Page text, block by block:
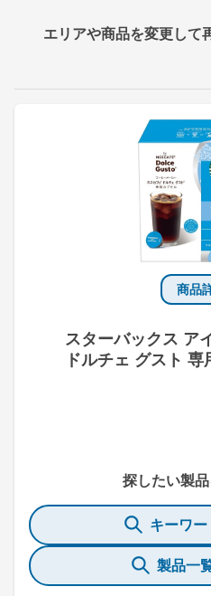
商品
スターバックス ア
ドルチェ グスト
探したい製
キーワ
製品一
エリアや商品を変更して